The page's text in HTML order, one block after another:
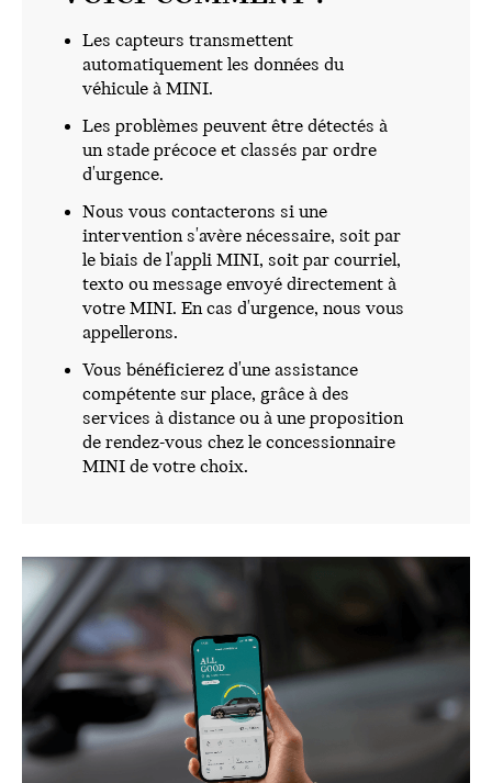
Les capteurs transmettent
automatiquement les données du
véhicule à MINI.
Les problèmes peuvent être détectés à
un stade précoce et classés par ordre
d'urgence.
Nous vous contacterons si une
intervention s'avère nécessaire, soit par
le biais de l'appli MINI, soit par courriel,
texto ou message envoyé directement à
votre MINI. En cas d'urgence, nous vous
appellerons.
Vous bénéficierez d'une assistance
compétente sur place, grâce à des
services à distance ou à une proposition
de rendez-vous chez le concessionnaire
MINI de votre choix.